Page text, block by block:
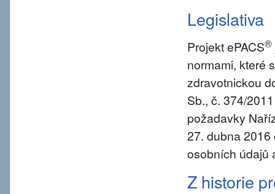
Legislativa
Projekt ePACS®
normami, které
zdravotnickou
Sb., č. 374/
požadavky
27. dubna
osobních údajů
Z historie